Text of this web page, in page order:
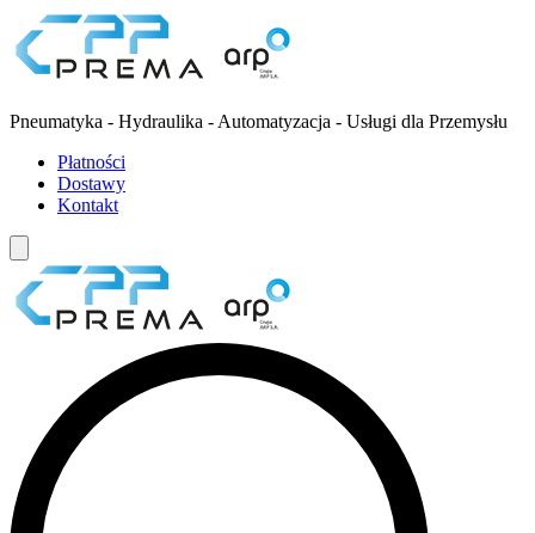
Pneumatyka - Hydraulika - Automatyzacja - Usługi dla Przemysłu
Płatności
Dostawy
Kontakt